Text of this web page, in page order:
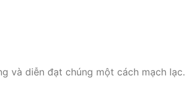
và diễn đạt chúng một cách mạch lạc.